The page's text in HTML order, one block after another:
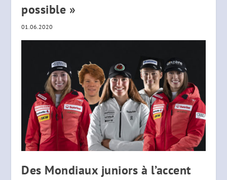
possible »
01.06.2020
Des Mondiaux juniors à l’accent